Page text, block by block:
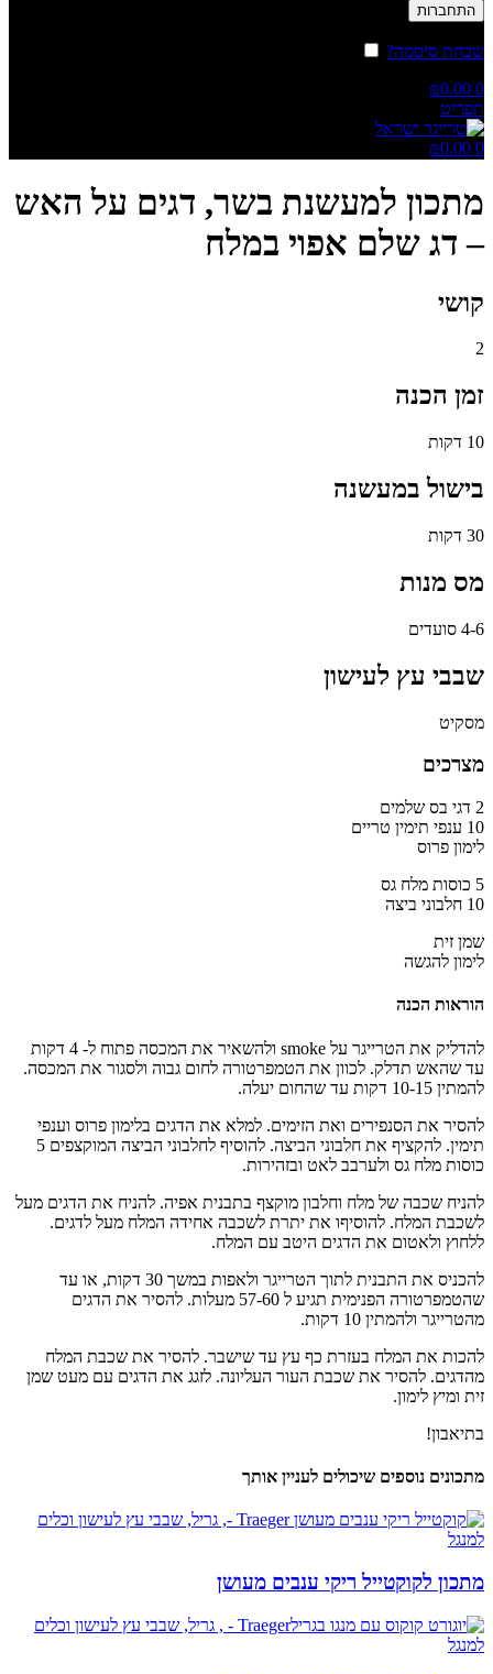
התחברות
שכחת סיסמה?
0
₪0.00
תפריט
0
₪0.00
מתכון למעשנת בשר, דגים על האש
– דג שלם אפוי במלח
קושי
2
זמן הכנה
10 דקות
בישול במעשנה
30 דקות
מס מנות
4-6 סועדים
שבבי עץ לעישון
מסקיט
מצרכים
2 דגי בס שלמים
10 ענפי תימין טריים
לימון פרוס
5 כוסות מלח גס
10 חלבוני ביצה
שמן זית
לימון להגשה
הוראות הכנה
להדליק את הטרייגר על smoke ולהשאיר את המכסה פתוח ל- 4 דקות
עד שהאש תדלק. לכוון את הטמפרטורה לחום גבוה ולסגור את המכסה.
להמתין 10-15 דקות עד שהחום יעלה.
​​להסיר את הסנפירים ואת הזימים. למלא את הדגים בלימון פרוס וענפי
תימין. להקציף את חלבוני הביצה. להוסיף לחלבוני הביצה המוקצפים 5
כוסות מלח גס ולערבב לאט ובזהירות.
​​להניח שכבה של מלח וחלבון מוקצף בתבנית אפיה. להניח את הדגים מעל
לשכבת המלח. להוסיףו את יתרת לשכבה אחידה המלח מעל לדגים.
ללחוץ ולאטום את הדגים היטב עם המלח.
​​להכניס את התבנית לתוך הטרייגר ולאפות במשך 30 דקות, או עד
שהטמפרטורה הפנימית תגיע ל 57-60 מעלות. להסיר את הדגים
מהטרייגר ולהמתין 10 דקות.
​​להכות את המלח בעזרת כף עץ עד שישבר. להסיר את שכבת המלח
מהדגים. להסיר את שכבת העור העליונה. לזגג את הדגים עם מעט שמן
זית ומיץ לימון.
​​​בתיאבון!
מתכונים נוספים שיכולים לעניין אותך
מתכון לקוקטייל ריקי ענבים מעושן